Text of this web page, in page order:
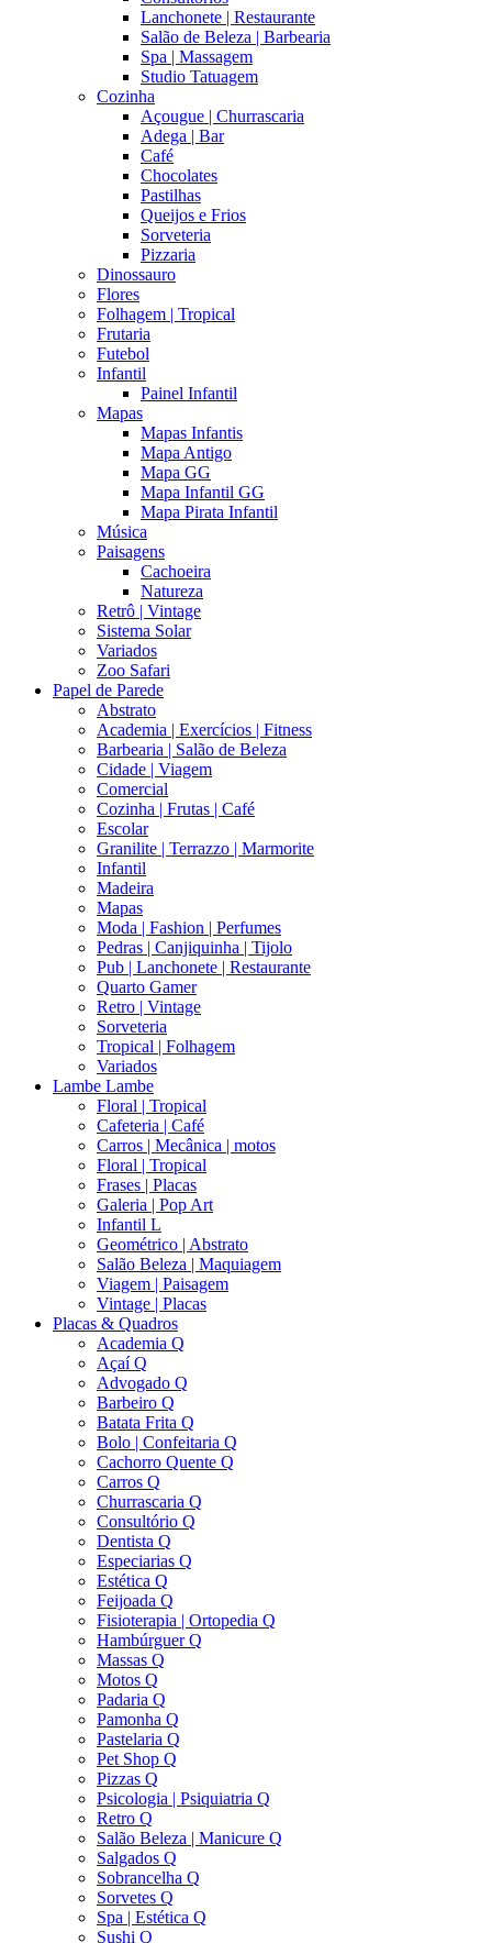
Lanchonete | Restaurante
Salão de Beleza | Barbearia
Spa | Massagem
Studio Tatuagem
Cozinha
Açougue | Churrascaria
Adega | Bar
Café
Chocolates
Pastilhas
Queijos e Frios
Sorveteria
Pizzaria
Dinossauro
Flores
Folhagem | Tropical
Frutaria
Futebol
Infantil
Painel Infantil
Mapas
Mapas Infantis
Mapa Antigo
Mapa GG
Mapa Infantil GG
Mapa Pirata Infantil
Música
Paisagens
Cachoeira
Natureza
Retrô | Vintage
Sistema Solar
Variados
Zoo Safari
Papel de Parede
Abstrato
Academia | Exercícios | Fitness
Barbearia | Salão de Beleza
Cidade | Viagem
Comercial
Cozinha | Frutas | Café
Escolar
Granilite | Terrazzo | Marmorite
Infantil
Madeira
Mapas
Moda | Fashion | Perfumes
Pedras | Canjiquinha | Tijolo
Pub | Lanchonete | Restaurante
Quarto Gamer
Retro | Vintage
Sorveteria
Tropical | Folhagem
Variados
Lambe Lambe
Floral | Tropical
Cafeteria | Café
Carros | Mecânica | motos
Floral | Tropical
Frases | Placas
Galeria | Pop Art
Infantil L
Geométrico | Abstrato
Salão Beleza | Maquiagem
Viagem | Paisagem
Vintage | Placas
Placas & Quadros
Academia Q
Açaí Q
Advogado Q
Barbeiro Q
Batata Frita Q
Bolo | Confeitaria Q
Cachorro Quente Q
Carros Q
Churrascaria Q
Consultório Q
Dentista Q
Especiarias Q
Estética Q
Feijoada Q
Fisioterapia | Ortopedia Q
Hambúrguer Q
Massas Q
Motos Q
Padaria Q
Pamonha Q
Pastelaria Q
Pet Shop Q
Pizzas Q
Psicologia | Psiquiatria Q
Retro Q
Salão Beleza | Manicure Q
Salgados Q
Sobrancelha Q
Sorvetes Q
Spa | Estética Q
Sushi Q